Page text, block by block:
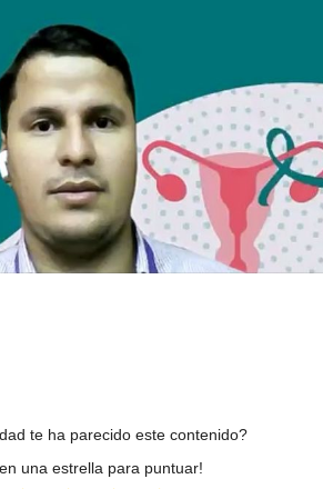
te ha parecido este contenido?
una estrella para puntuar!